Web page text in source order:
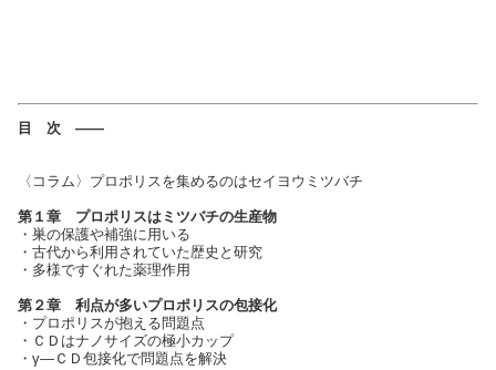
目 次 ——
〈コラム〉プロポリスを集めるのはセイヨウミツバチ
第１章 プロポリスはミツバチの生産物
・巣の保護や補強に用いる
・古代から利用されていた歴史と研究
・多様ですぐれた薬理作用
第２章 利点が多いプロポリスの包接化
・プロポリスが抱える問題点
・ＣＤはナノサイズの極小カップ
・γ—ＣＤ包接化で問題点を解決